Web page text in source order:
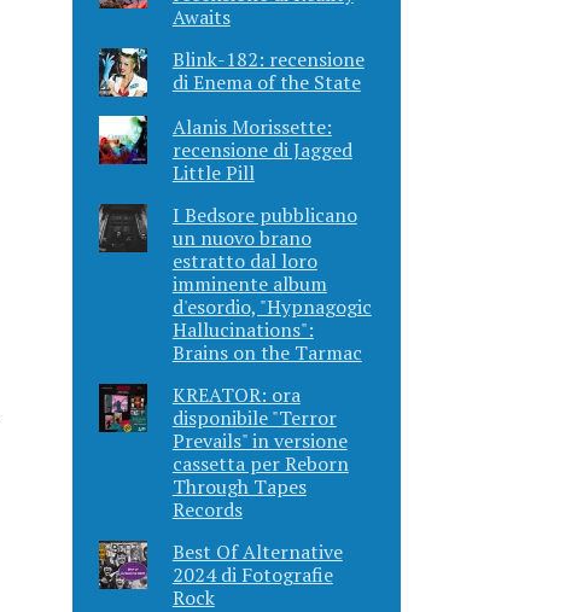
Awaits
Blink-182: recensione
di Enema of the State
Alanis Morissette:
recensione di Jagged
Little Pill
I Bedsore pubblicano
un nuovo brano
estratto dal loro
imminente album
d'esordio, "Hypnagogic
Hallucinations":
Brains on the Tarmac
KREATOR: ora
disponibile "Terror
Prevails" in versione
cassetta per Reborn
Through Tapes
Records
Best Of Alternative
2024 di Fotografie
Rock